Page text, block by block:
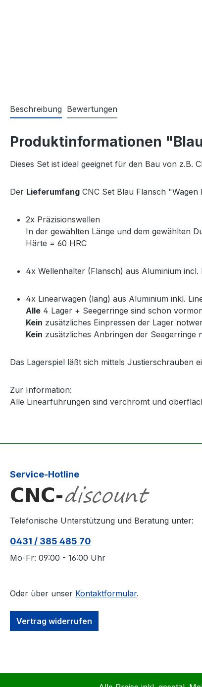
Beschreibung Bewertungen
Produktinformationen
Dieses Set ist ideal geeignet für den Bau von z.B.
Der Lieferumfang CNC Set Blau Flansch "Wagen
2x Präzisionswellen
In der gewählten Länge und dem gewählten
Härte = 60 HRC
4x Wellenhalter (Flansch) aus Aluminium incl.
4x Linearwagen (lang) aus Aluminium inkl.
Alle 4 Lager + Seegerringe sind schon
Kein zusätzliches Einpressen der Lager
Kein zusätzliches Anbringen der Seegerringe
Das Lagerspiel läßt sich mittels Justierschrauben
Zur Information:
Alle Linearführungen sind verchromt und
Service-Hotline
Telefonische Unterstützung und Beratung unter:
0431 / 385 485 70
Mo-Fr: 09:00 - 16:00 Uhr
Oder über unser Kontaktformular.
Vertrag widerrufen